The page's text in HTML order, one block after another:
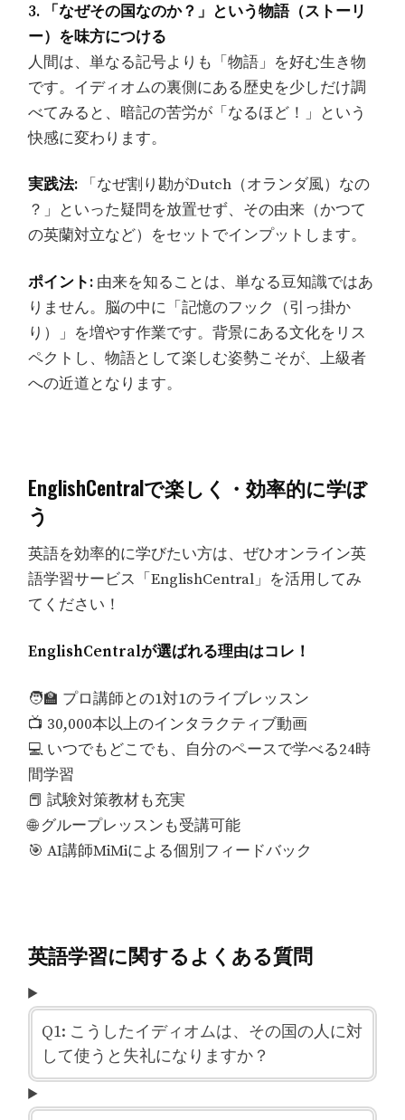
3. 「なぜその国なのか？」という物語（ストーリ
ー）を味方につける
人間は、単なる記号よりも「物語」を好む生き物
です。イディオムの裏側にある歴史を少しだけ調
べてみると、暗記の苦労が「なるほど！」という
快感に変わります。
実践法: 「なぜ割り勘がDutch（オランダ風）なの
？」といった疑問を放置せず、その由来（かつて
の英蘭対立など）をセットでインプットします。
ポイント: 由来を知ることは、単なる豆知識ではあ
りません。脳の中に「記憶のフック（引っ掛か
り）」を増やす作業です。背景にある文化をリス
ペクトし、物語として楽しむ姿勢こそが、上級者
への近道となります。
EnglishCentralで楽しく・効率的に学ぼ
う
英語を効率的に学びたい方は、ぜひオンライン英
語学習サービス「EnglishCentral」を活用してみ
てください！
EnglishCentralが選ばれる理由はコレ！
🧑‍🏫 プロ講師との1対1のライブレッスン
📺 30,000本以上のインタラクティブ動画
💻 いつでもどこでも、自分のペースで学べる24時
間学習
📕 試験対策教材も充実
🌐 グループレッスンも受講可能
🎯 AI講師MiMiによる個別フィードバック
英語学習に関するよくある質問
Q1: こうしたイディオムは、その国の人に対
して使うと失礼になりますか？